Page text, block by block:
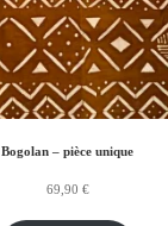
Bogolan – pièce unique
69,90 €